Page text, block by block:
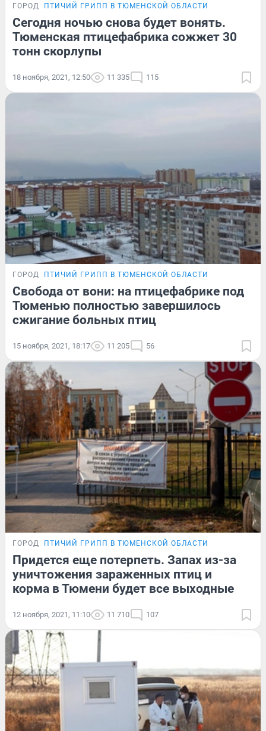
ГОРОД ПТИЧИЙ ГРИПП В ТЮМЕНСКОЙ ОБЛАСТИ
Сегодня ночью снова будет вонять.
Тюменская птицефабрика сожжет 30
тонн скорлупы
18 ноября, 2021, 12:50 11 335 115
ГОРОД ПТИЧИЙ ГРИПП В ТЮМЕНСКОЙ ОБЛАСТИ
Свобода от вони: на птицефабрике под
Тюменью полностью завершилось
сжигание больных птиц
15 ноября, 2021, 18:17 11 205 56
ГОРОД ПТИЧИЙ ГРИПП В ТЮМЕНСКОЙ ОБЛАСТИ
Придется еще потерпеть. Запах из-за
уничтожения зараженных птиц и
корма в Тюмени будет все выходные
12 ноября, 2021, 11:10 11 710 107